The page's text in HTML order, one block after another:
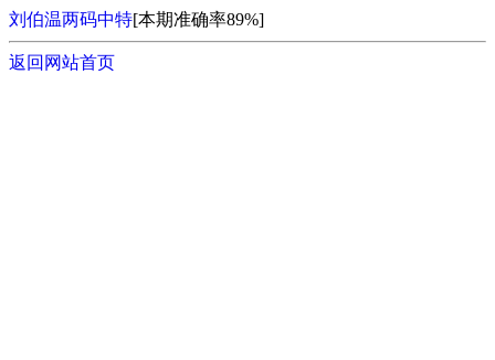
刘伯温两码中特[本期准确率89%]
返回网站首页